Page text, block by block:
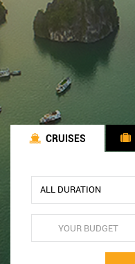
CRUISES